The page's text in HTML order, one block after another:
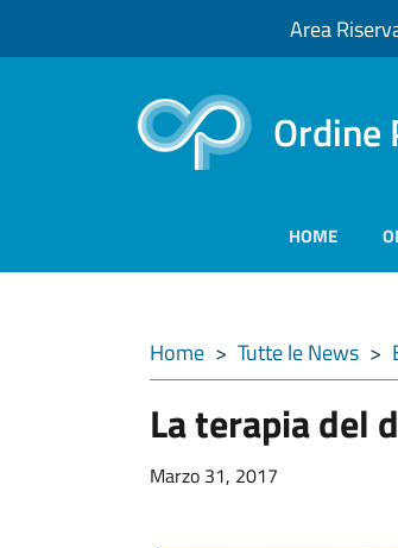
Area
Ordine
HOME
Home > Tutte le News >
La terapia del
Marzo 31, 2017